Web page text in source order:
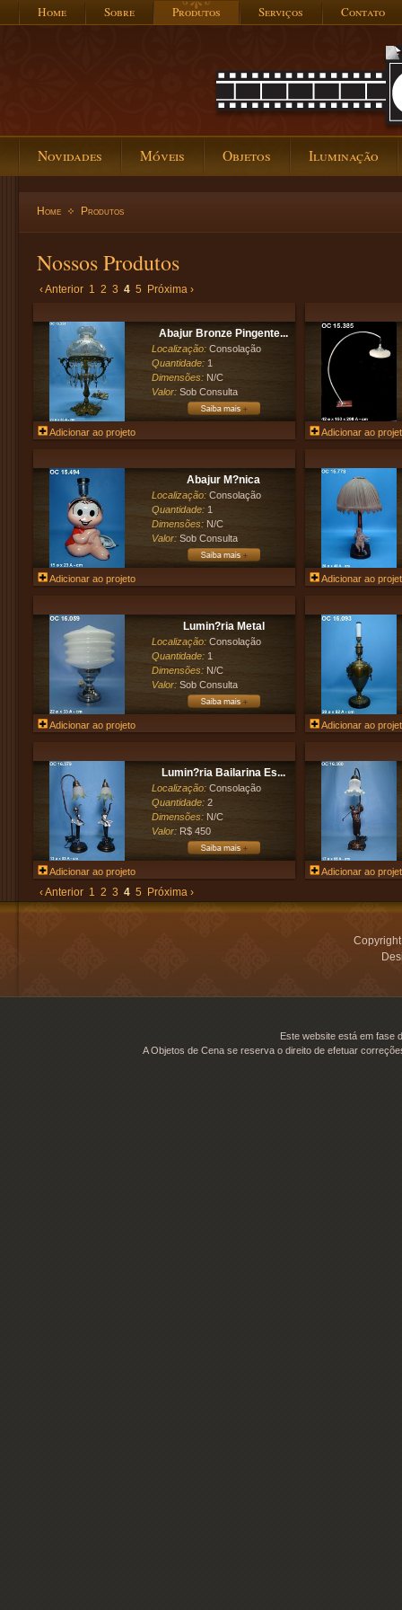
Home Sobre Produtos Serviços Contato
Novidades Móveis Objetos Iluminação
Home Produtos
Nossos Produtos
‹ Anterior 1 2 3 4 5 Próxima ›
Abajur Bronze Pingente...
Localização: Consolação
Quantidade: 1
Dimensões: N/C
Valor: Sob Consulta
Adicionar ao projeto Adicionar ao
Abajur M?nica
Localização: Consolação
Quantidade: 1
Dimensões: N/C
Valor: Sob Consulta
Adicionar ao projeto Adicionar ao
Lumin?ria Metal
Localização: Consolação
Quantidade: 1
Dimensões: N/C
Valor: Sob Consulta
Adicionar ao projeto Adicionar ao
Lumin?ria Bailarina Es...
Localização: Consolação
Quantidade: 2
Dimensões: N/C
Valor: R$ 450
Adicionar ao projeto Adicionar ao
‹ Anterior 1 2 3 4 5 Próxima ›
Este website está em fase
A Objetos de Cena se reserva o direito de efetuar